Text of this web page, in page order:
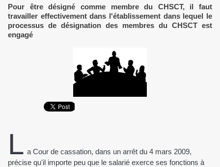
Pour être désigné comme membre du CHSCT, il faut
travailler effectivement dans l'établissement dans lequel le
processus de désignation des membres du CHSCT est
engagé
L a Cour de cassation, dans un arrêt du 4 mars 2009,
précise qu'il importe peu que le salarié exerce ses fonctions à